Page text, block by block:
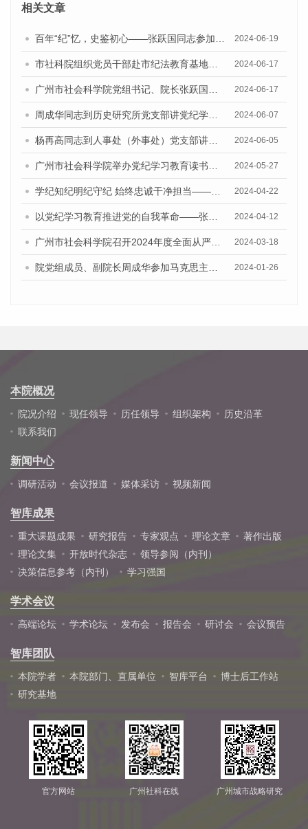
相关文章
百年“纪”忆，史鉴初心——张跃国同志参加办公室党支部主题党日活动 2024-06-19
市社科院组织党员干部赴市纪法教育基地开展警示教育活动 2024-06-17
广州市社会科学院党组书记、院长张跃国讲授党纪学习教育专题党课 2024-06-17
周成华同志到历史研究所党支部讲党纪学习教育专题党课 2024-06-07
杨再高同志到人事处（外事处）党支部讲党纪学习教育专题党课 2024-06-05
广州市社会科学院举办党纪学习教育读书班暨院党组理论学习中心组（扩大）集体学习会 2024-05-27
学纪知纪明纪守纪 始终忠诚干净担当——市社科院党组理论学习中心组开展党内法规专题学习 2024-04-22
以党纪学习教育推进党的自我革命——张跃国同志参加院办公室党支部“党组书记讲党课”主题党日活动 2024-04-12
广州市社会科学院召开2024年度全面从严治党工作会议 2024-03-18
院党组成员、副院长周成华参加马克思主义研究所暨历史研究所党支部学习会议并指导支部建设工作 2024-01-26
本院概况
院况介绍 现任领导 历任领导 组织架构
历史沿革
联系我们
新闻中心
调研活动 会议报道 媒体采访 视频新闻
智库成果
重大课题成果 研究报告 专家观点 理论文章
著作出版
理论文集
开放时代杂志
领导参阅（内刊）
决策信息参考（内刊）
学习强国
学术会议
高端论坛 学术论坛 发布会 报告会 研讨会 会议预告
智库团队
本院学者 本院部门、直属单位 智库平台
博士后工作站
研究基地
官方网站 广州社科在线 广州城市战略研究